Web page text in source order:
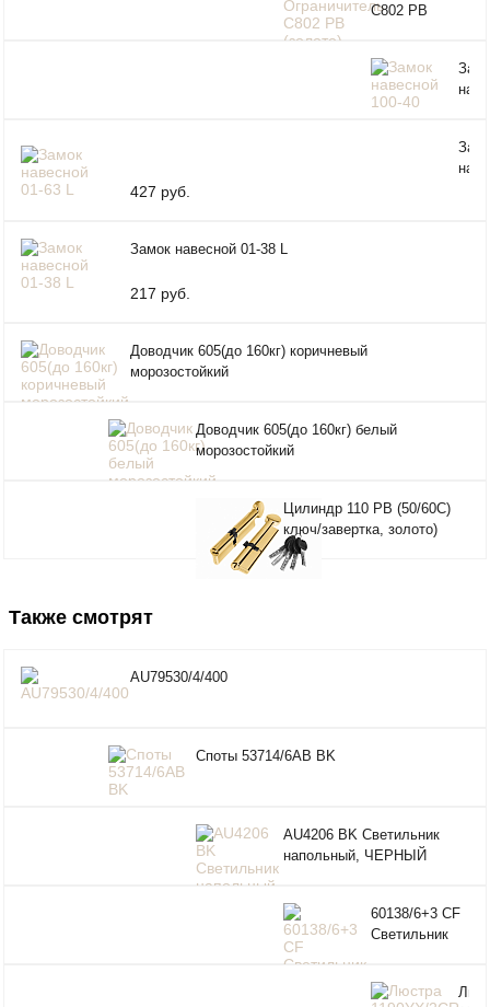
C802 PB
427 руб.
Замок навесной 01-38 L
217 руб.
Доводчик 605(до 160кг) коричневый
морозостойкий
Доводчик 605(до 160кг) белый
морозостойкий
Цилиндр 110 РВ (50/60С)
ключ/завертка, золото)
PALIDORE
Также смотрят
AU79530/4/400
Споты 53714/6AB BK
AU4206 BK Светильник
напольный, ЧЕРНЫЙ
60138/6+3 CF
Светильник